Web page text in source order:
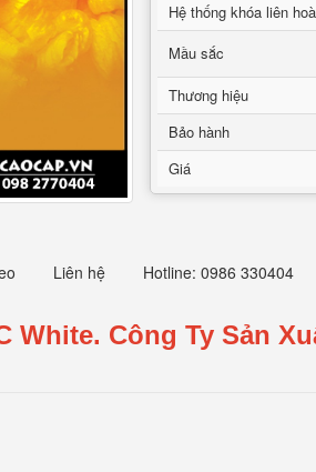
Hệ thống khóa liên
Mầu sắc
Thương hiệu
Bảo hành
Giá
Liên hệ Hotline: 0986 330404
White. Công Ty Sản